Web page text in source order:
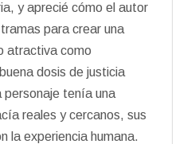
y aprecié cómo el autor
para crear una
atractiva como
dosis de justicia
personaje tenía una
reales y cercanos, sus
la experiencia humana.